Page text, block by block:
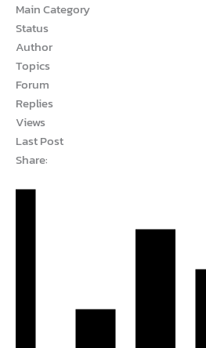
Main Category
Status
Author
Topics
Forum
Replies
Views
Last Post
Share: